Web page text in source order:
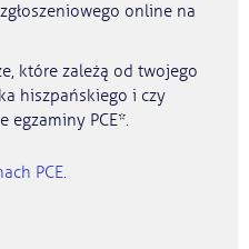
online na
które zależą od twojego
hiszpańskiego i czy
egzaminy PCE*.
PCE.